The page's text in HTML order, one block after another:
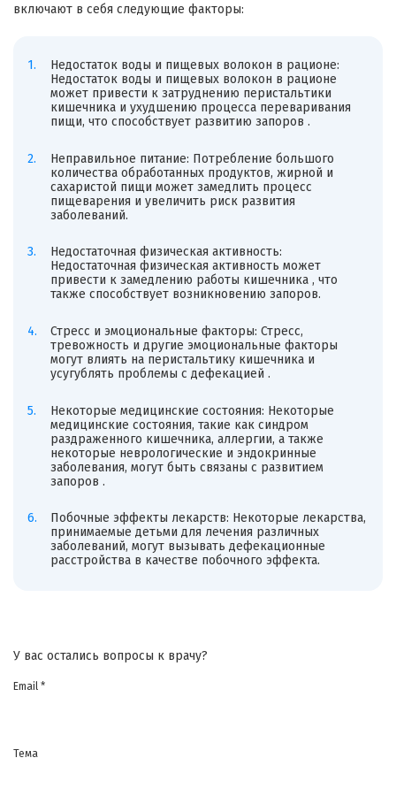
включают в себя следующие факторы:
Недостаток воды и пищевых волокон в рационе:
Недостаток воды и пищевых волокон в рационе
может привести к затруднению перистальтики
кишечника и ухудшению процесса переваривания
пищи, что способствует развитию запоров .
Неправильное питание: Потребление большого
количества обработанных продуктов, жирной и
сахаристой пищи может замедлить процесс
пищеварения и увеличить риск развития
заболеваний.
Недостаточная физическая активность:
Недостаточная физическая активность может
привести к замедлению работы кишечника , что
также способствует возникновению запоров.
Стресс и эмоциональные факторы: Стресс,
тревожность и другие эмоциональные факторы
могут влиять на перистальтику кишечника и
усугублять проблемы с дефекацией .
Некоторые медицинские состояния: Некоторые
медицинские состояния, такие как синдром
раздраженного кишечника, аллергии, а также
некоторые неврологические и эндокринные
заболевания, могут быть связаны с развитием
запоров .
Побочные эффекты лекарств: Некоторые лекарства,
принимаемые детьми для лечения различных
заболеваний, могут вызывать дефекационные
расстройства в качестве побочного эффекта.
У вас остались вопросы к врачу?
Email *
Тема